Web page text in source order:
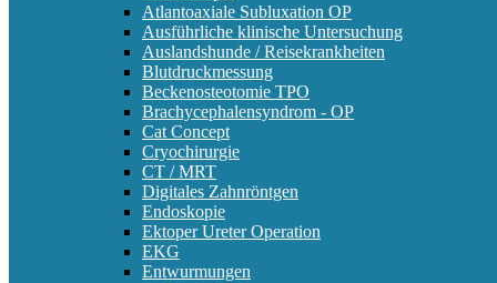
Atlantoaxiale Subluxation OP
Ausführliche klinische Untersuchung
Auslandshunde / Reisekrankheiten
Blutdruckmessung
Beckenosteotomie TPO
Brachycephalensyndrom - OP
Cat Concept
Cryochirurgie
CT / MRT
Digitales Zahnröntgen
Endoskopie
Ektoper Ureter Operation
EKG
Entwurmungen